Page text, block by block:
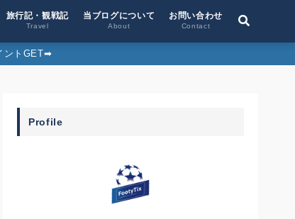
旅行記・観戦記
Travel
当ブログについて
About
お問い合わせ
Contact
ントGET➡︎
Profile